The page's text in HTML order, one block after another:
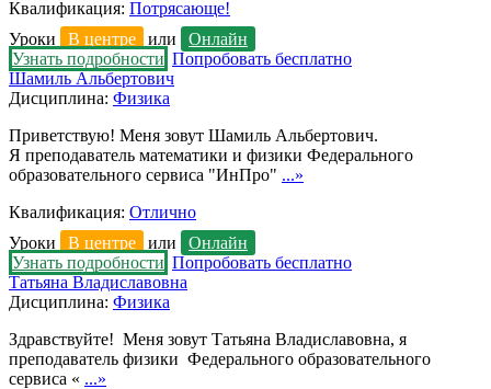
Квалификация: Потрясающе!
Уроки
В центре или
Онлайн
Узнать подробности Попробовать бесплатно
Шамиль Альбертович
Дисциплина: Физика
Приветствую! Меня зовут Шамиль Альбертович.
Я преподаватель математики и физики Федерального
образовательного сервиса "ИнПро" ...»
Квалификация: Отлично
Уроки
В центре или
Онлайн
Узнать подробности Попробовать бесплатно
Татьяна Владиславовна
Дисциплина: Физика
Здравствуйте! Меня зовут Татьяна Владиславовна, я
преподаватель физики Федерального образовательного
сервиса « ...»